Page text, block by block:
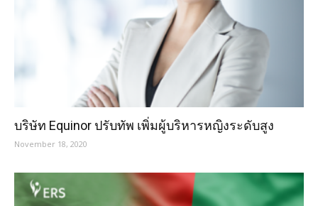
บริษัท Equinor ปรับทัพ เพิ่มผู้บริหารหญิงระดับสูง
November 18, 2020